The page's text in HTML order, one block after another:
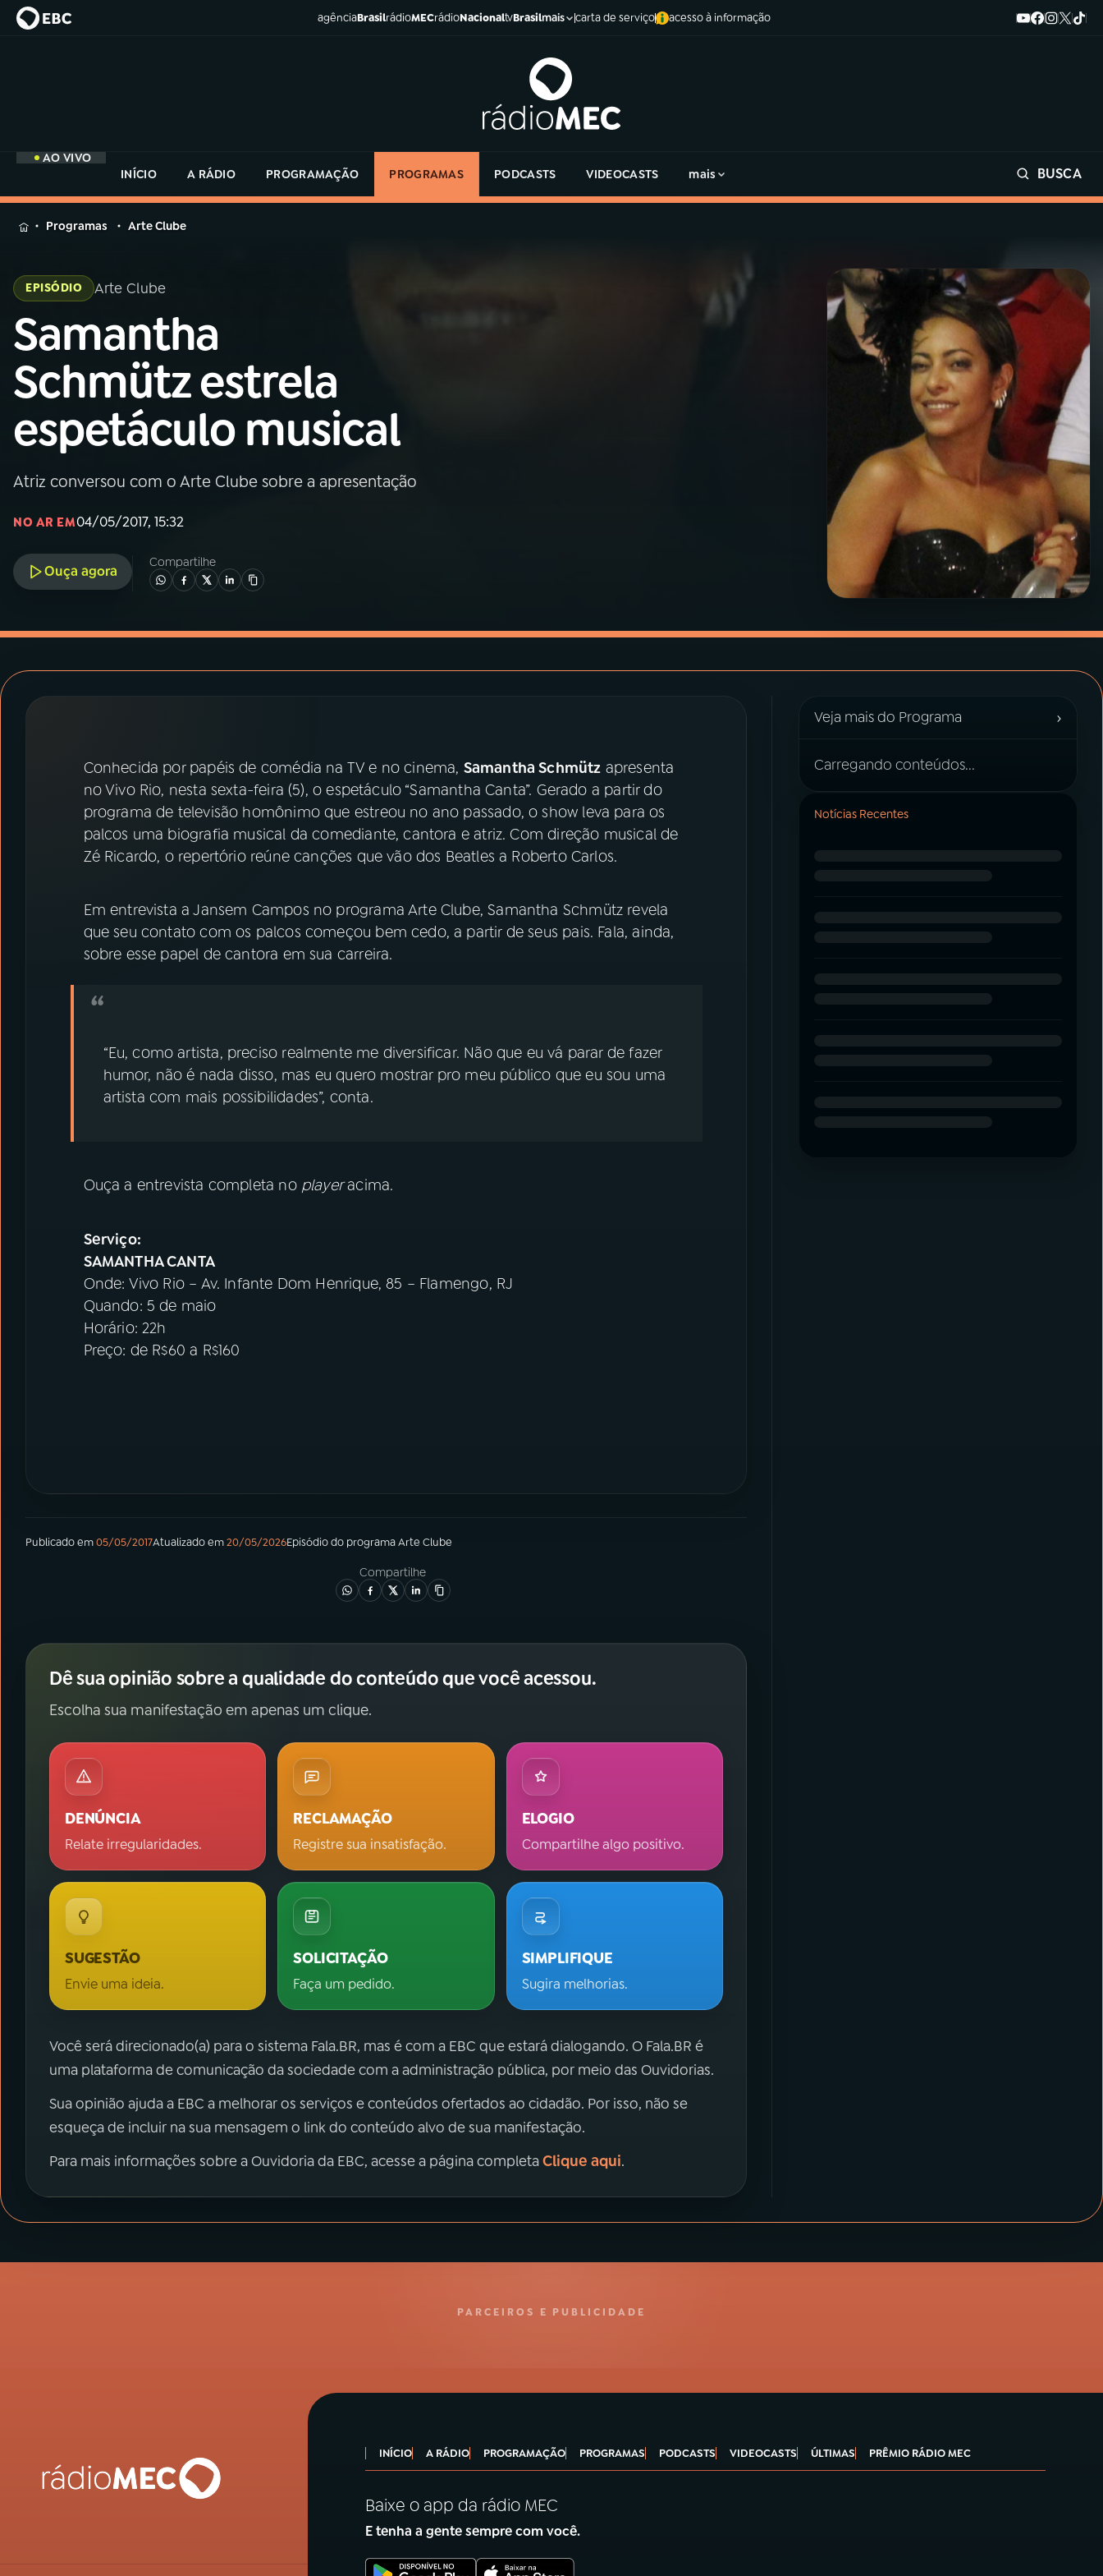
agênciaBrasilrádioMECrádioNacionaltvBrasilmais carta de serviço acesso à informação
AO VIVO
INÍCIO
A RÁDIO PROGRAMAÇÃO PROGRAMAS PODCASTS VIDEOCASTS mais BUSCA
MENU
na
Rádio
MEC
03PROGRAMAÇÃO
04PROGRAMAS
05PODCASTS
PRÊMIO RÁDIO MEC
ACOMPANHE A RÁDIO MEC
Instagram X
Rádio
MEC
Programas Arte Clube
EPISÓDIO Arte Clube
Samantha
Schmütz estrela
espetáculo musical
Atriz conversou com o Arte Clube sobre a apresentação
NO AR EM04/05/2017, 15:32
Ouça agora
Compartilhe
Conhecida por papéis de comédia na TV e no cinema, Samantha Schmütz apresenta
no Vivo Rio, nesta sexta-feira (5), o espetáculo “Samantha Canta”. Gerado a partir do
programa de televisão homônimo que estreou no ano passado, o show leva para os
palcos uma biografia musical da comediante, cantora e atriz. Com direção musical de
Zé Ricardo, o repertório reúne canções que vão dos Beatles a Roberto Carlos.
Em entrevista a Jansem Campos no programa Arte Clube, Samantha Schmütz revela
que seu contato com os palcos começou bem cedo, a partir de seus pais. Fala, ainda,
sobre esse papel de cantora em sua carreira.
“Eu, como artista, preciso realmente me diversificar. Não que eu vá parar de fazer
humor, não é nada disso, mas eu quero mostrar pro meu público que eu sou uma
artista com mais possibilidades”, conta.
Ouça a entrevista completa no playeracima.
Serviço:
SAMANTHA CANTA
Onde: Vivo Rio – Av. Infante Dom Henrique, 85 – Flamengo, RJ
Quando: 5 de maio
Horário: 22h
Preço: de R$60 a R$160
Publicado em05/05/2017Atualizado em20/05/2026Episódiodo programaArte Clube
Compartilhe
Dê sua opinião sobre a qualidade do conteúdo que você acessou.
Escolha sua manifestação em apenas um clique.
DENÚNCIA
Relate irregularidades.
RECLAMAÇÃO
Registre sua insatisfação.
ELOGIO
Compartilhe algo positivo.
SUGESTÃO
Envie uma ideia.
SOLICITAÇÃO
Faça um pedido.
SIMPLIFIQUE
Sugira melhorias.
Você será direcionado(a) para o sistema Fala.BR, mas é com a EBC que estará dialogando. O Fala.BR é
uma plataforma de comunicação da sociedade com a administração pública, por meio das Ouvidorias.
Sua opinião ajuda a EBC a melhorar os serviços e conteúdos ofertados ao cidadão. Por isso, não se
esqueça de incluir na sua mensagem o link do conteúdo alvo de sua manifestação.
Para mais informações sobre a Ouvidoria da EBC, acesse a página completaClique aqui.
Veja mais do Programa ›
Carregando conteúdos...
Notícias Recentes
PARCEIROS E PUBLICIDADE
INÍCIO A RÁDIO PROGRAMAÇÃO PROGRAMAS PODCASTS VIDEOCASTS ÚLTIMAS PRÊMIO RÁDIO MEC
Baixe o app da rádio MEC
E tenha a gente sempre com você.